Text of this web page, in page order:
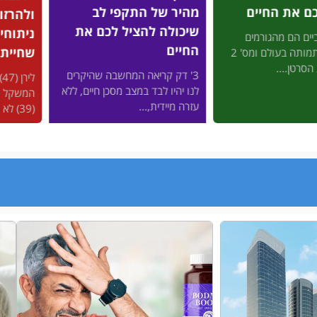
את החיים
הם מהגורמים
המרכזיים לתמותה בעולם ומס' 2
מהיר של התקפי לב
שיכולה להציל לכם את
החיים
3' דק קריאה המחשבה שהיקרים
לנו יהיו לבד במצב מסכן חיים, ללא
עזרה מיידית,...